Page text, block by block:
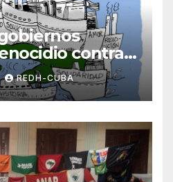
contra
López
REDH-CUBA